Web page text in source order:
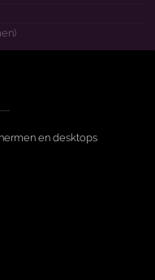
en desktops